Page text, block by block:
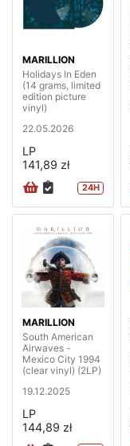
MARILLION
Holidays In Eden
(14 grams, limited
edition picture
vinyl)
22.05.2026
LP
141,89 zł
24H
MARILLION
South American
Airwaves -
Mexico City 1994
(clear vinyl) (2LP)
19.12.2025
LP
144,89 zł